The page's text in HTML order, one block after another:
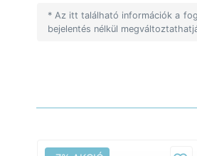
* Az itt található információk a
bejelentés nélkül